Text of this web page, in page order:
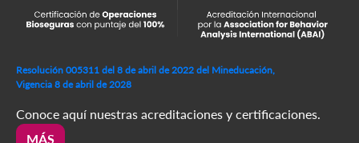
Resolución 005311 del 8 de abril de 2022 del Mineducación,
Vigencia 8 de abril de 2028
Conoce aquí nuestras acreditaciones y certificaciones.
MÁS